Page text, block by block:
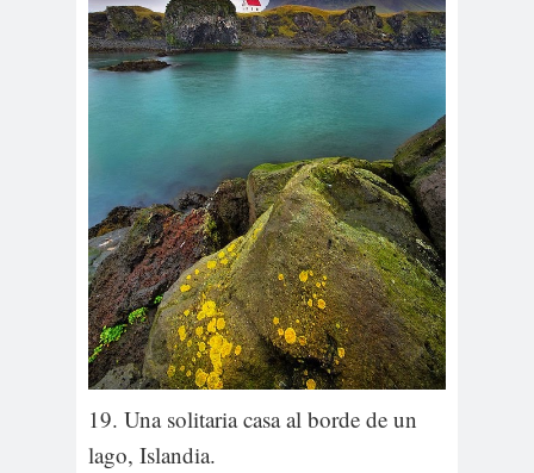
19. Una solitaria casa al borde de un
lago, Islandia.